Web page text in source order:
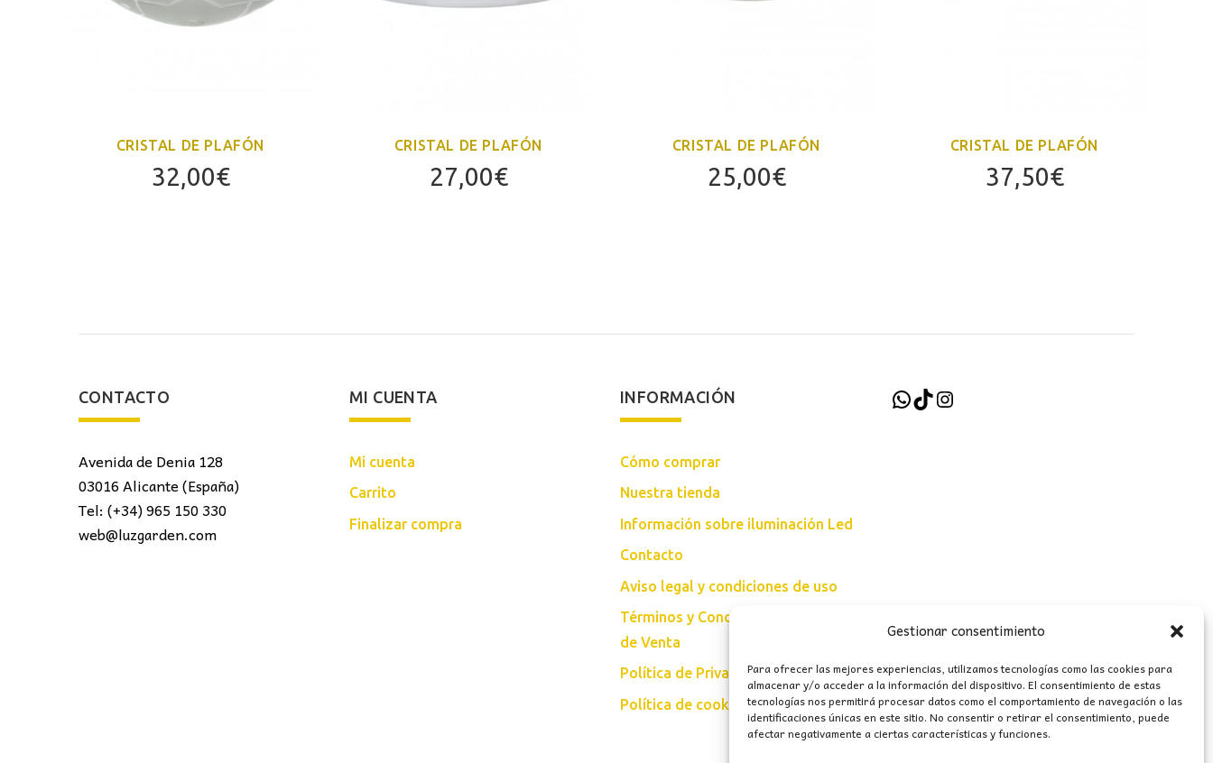
Gestionar consentimiento
Para ofrecer las mejores experiencias, utilizamos tecnologías como las cookies para
almacenar y/o acceder a la información del dispositivo. El consentimiento de estas
tecnologías nos permitirá procesar datos como el comportamiento de navegación o las
identificaciones únicas en este sitio. No consentir o retirar el consentimiento, puede
afectar negativamente a ciertas características y funciones.
CRISTAL DE PLAFÓN
32,00€
CRISTAL DE PLAFÓN
27,00€
CRISTAL DE PLAFÓN
25,00€
CRISTAL DE PLAFÓN
37,50€
CONTACTO
Avenida de Denia 128
03016 Alicante (España)
Tel: (+34) 965 150 330
web@luzgarden.com
MI CUENTA
Mi cuenta
Carrito
Finalizar compra
INFORMACIÓN
Cómo comprar
Nuestra tienda
Información sobre iluminación Led
Contacto
Aviso legal y condiciones de uso
Términos y Condiciones Generales
de Venta
Política de Privacidad
Política de cookies (UE)
WhatsApp
TikTokInstagram